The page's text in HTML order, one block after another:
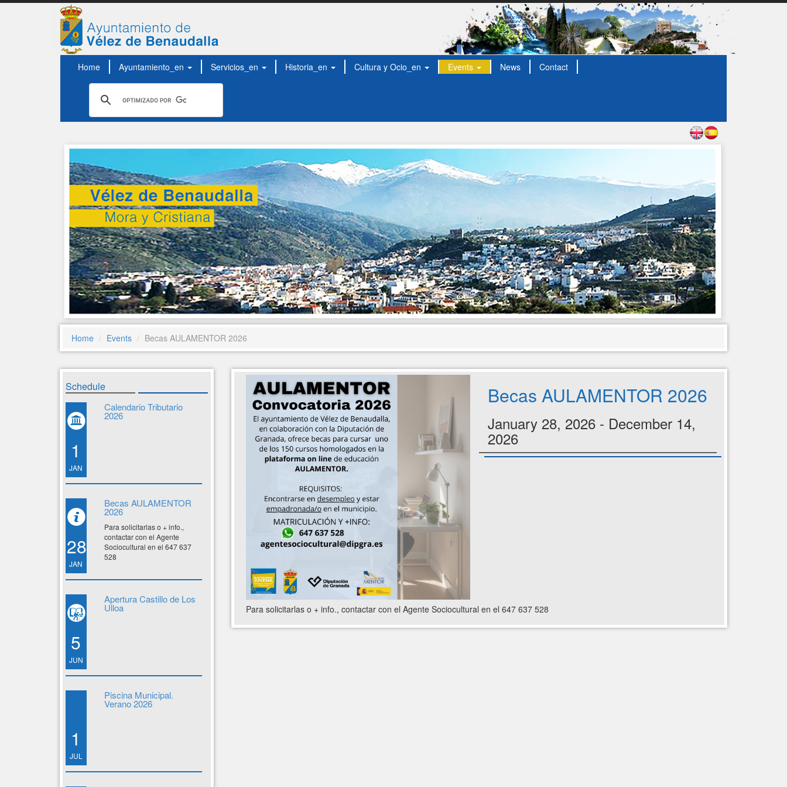
Home Ayuntamiento_en Servicios_en Historia_en Cultura y Ocio_en Events News Contact
Home Events Becas AULAMENTOR 2026
Schedule
1
JAN
Calendario Tributario
2026
28
JAN
Becas AULAMENTOR
2026
Para solicitarlas o + info.,
contactar con el Agente
Sociocultural en el 647 637
528
5
JUN
Apertura Castillo de Los
Ulloa
1
JUL
Piscina Municipal.
Verano 2026
Becas AULAMENTOR 2026
January 28, 2026 - December 14,
2026
Para solicitarlas o + info., contactar con el Agente Sociocultural en el 647 637 528